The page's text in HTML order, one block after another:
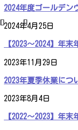
2024年度ゴールデン
2024年4月25日
【2023～2024】年
2023年11月29日
2023年夏季休業につ
2023年8月4日
【2022～2023】年